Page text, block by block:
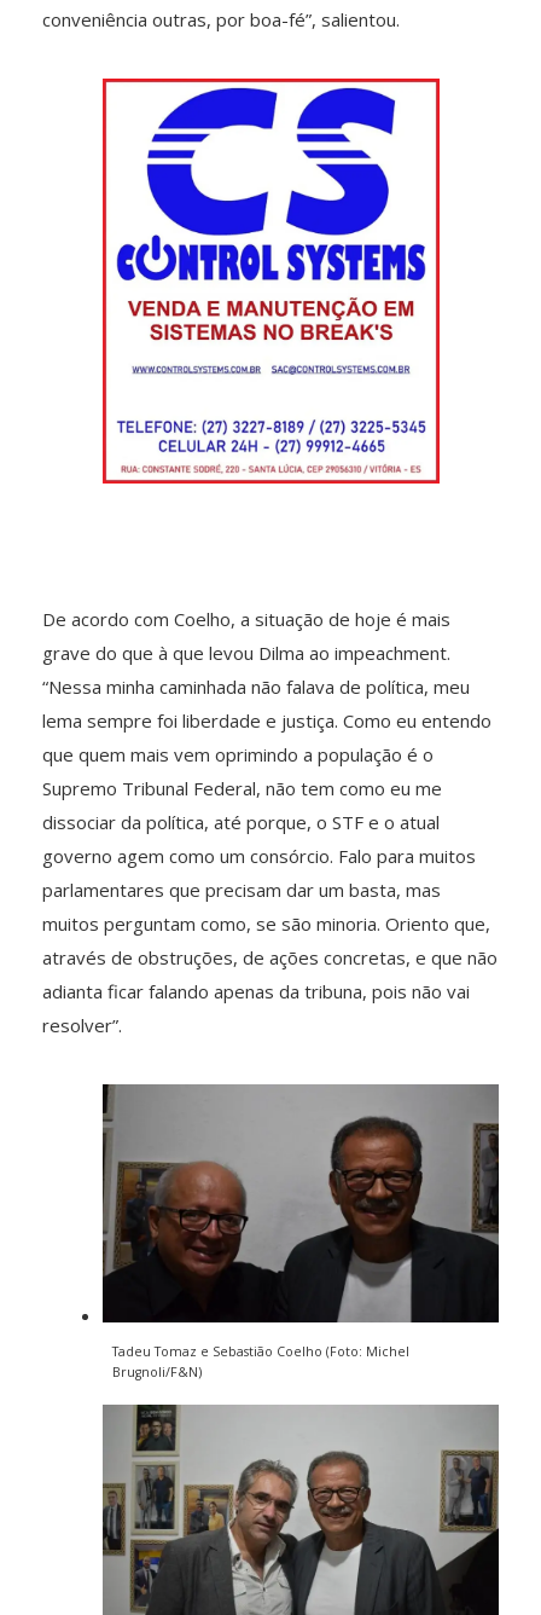
conveniência outras, por boa-fé”, salientou.
De acordo com Coelho, a situação de hoje é mais
grave do que à que levou Dilma ao impeachment.
“Nessa minha caminhada não falava de política, meu
lema sempre foi liberdade e justiça. Como eu entendo
que quem mais vem oprimindo a população é o
Supremo Tribunal Federal, não tem como eu me
dissociar da política, até porque, o STF e o atual
governo agem como um consórcio. Falo para muitos
parlamentares que precisam dar um basta, mas
muitos perguntam como, se são minoria. Oriento que,
através de obstruções, de ações concretas, e que não
adianta ficar falando apenas da tribuna, pois não vai
resolver”.
Tadeu Tomaz e Sebastião Coelho (Foto: Michel
Brugnoli/F&N)